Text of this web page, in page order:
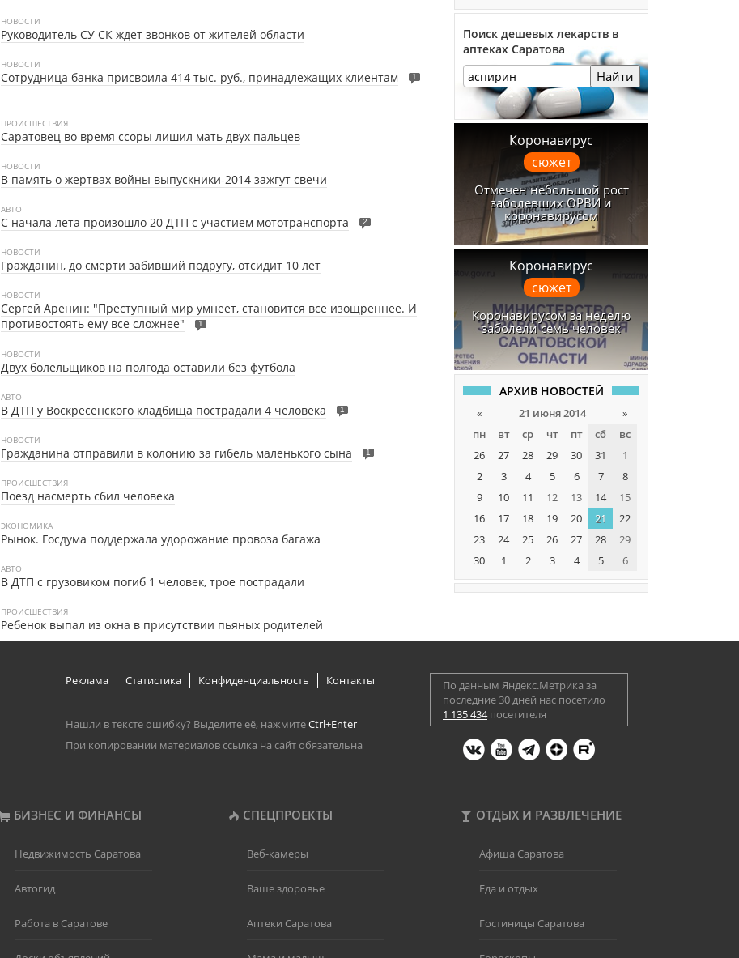
НОВОСТИ
Руководитель СУ СК ждет звонков от жителей области
НОВОСТИ
Сотрудница банка присвоила 414 тыс. руб., принадлежащих клиентам 1
ПРОИСШЕСТВИЯ
Саратовец во время ссоры лишил мать двух пальцев
НОВОСТИ
В память о жертвах войны выпускники-2014 зажгут свечи
АВТО
С начала лета произошло 20 ДТП с участием мототранспорта 2
НОВОСТИ
Гражданин, до смерти забивший подругу, отсидит 10 лет
НОВОСТИ
Сергей Аренин: "Преступный мир умнеет, становится все изощреннее. И
противостоять ему все сложнее"
1
НОВОСТИ
Двух болельщиков на полгода оставили без футбола
АВТО
В ДТП у Воскресенского кладбища пострадали 4 человека 1
НОВОСТИ
Гражданина отправили в колонию за гибель маленького сына 1
ПРОИСШЕСТВИЯ
Поезд насмерть сбил человека
ЭКОНОМИКА
Рынок. Госдума поддержала удорожание провоза багажа
АВТО
В ДТП с грузовиком погиб 1 человек, трое пострадали
ПРОИСШЕСТВИЯ
Ребенок выпал из окна в присутствии пьяных родителей
Поиск дешевых лекарств в
аптеках Саратова
Найти
Коронавирус
сюжет
Отмечен небольшой рост
заболевших ОРВИ и
коронавирусом
Коронавирус
сюжет
Коронавирусом за неделю
заболели семь человек
АРХИВ НОВОСТЕЙ
« 21 июня 2014
»
пн
вт ср чт пт сб
вс
26
27 28 29 30 31
1
2
3 4 5 6 7
8
9
10 11 12 13 14
15
16
17 18 19 20 21
22
23
24 25 26 27 28
29
30
1 2 3 4 5 6
Реклама Статистика Конфиденциальность Контакты
Нашли в тексте ошибку? Выделите её, нажмитеCtrl+Enter
При копировании материалов ссылка на сайт обязательна
По данным Яндекс.Метрика за
последние 30 дней нас посетило
1 135 434посетителя
БИЗНЕС И ФИНАНСЫ СПЕЦПРОЕКТЫ ОТДЫХ И РАЗВЛЕЧЕНИЕ
Недвижимость Саратова
Автогид
Работа в Саратове
Веб-камеры
Ваше здоровье
Аптеки Саратова
Афиша Саратова
Еда и отдых
Гостиницы Саратова